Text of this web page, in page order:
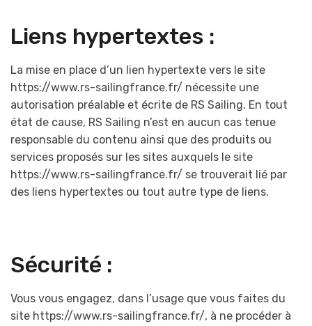
Liens hypertextes :
La mise en place d’un lien hypertexte vers le site
https://www.rs-sailingfrance.fr/ nécessite une
autorisation préalable et écrite de RS Sailing. En tout
état de cause, RS Sailing n’est en aucun cas tenue
responsable du contenu ainsi que des produits ou
services proposés sur les sites auxquels le site
https://www.rs-sailingfrance.fr/ se trouverait lié par
des liens hypertextes ou tout autre type de liens.
Sécurité :
Vous vous engagez, dans l’usage que vous faites du
site https://www.rs-sailingfrance.fr/, à ne procéder à